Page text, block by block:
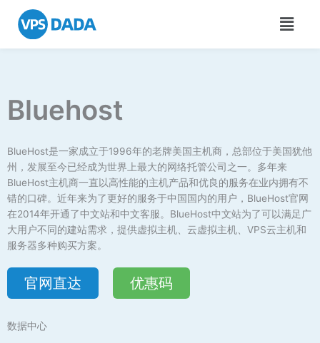
Main
Bluehost
BlueHost是一家成立于1996年的老牌美国主机商，总部位于美国犹他
州，发展至今已经成为世界上最大的网络托管公司之一。多年来
BlueHost主机商一直以高性能的主机产品和优良的服务在业内拥有不
错的口碑。近年来为了更好的服务于中国国内的用户，BlueHost官网
在2014年开通了中文站和中文客服。BlueHost中文站为了可以满足广
大用户不同的建站需求，提供虚拟主机、云虚拟主机、VPS云主机和
服务器多种购买方案。
官网直达 优惠码
数据中心